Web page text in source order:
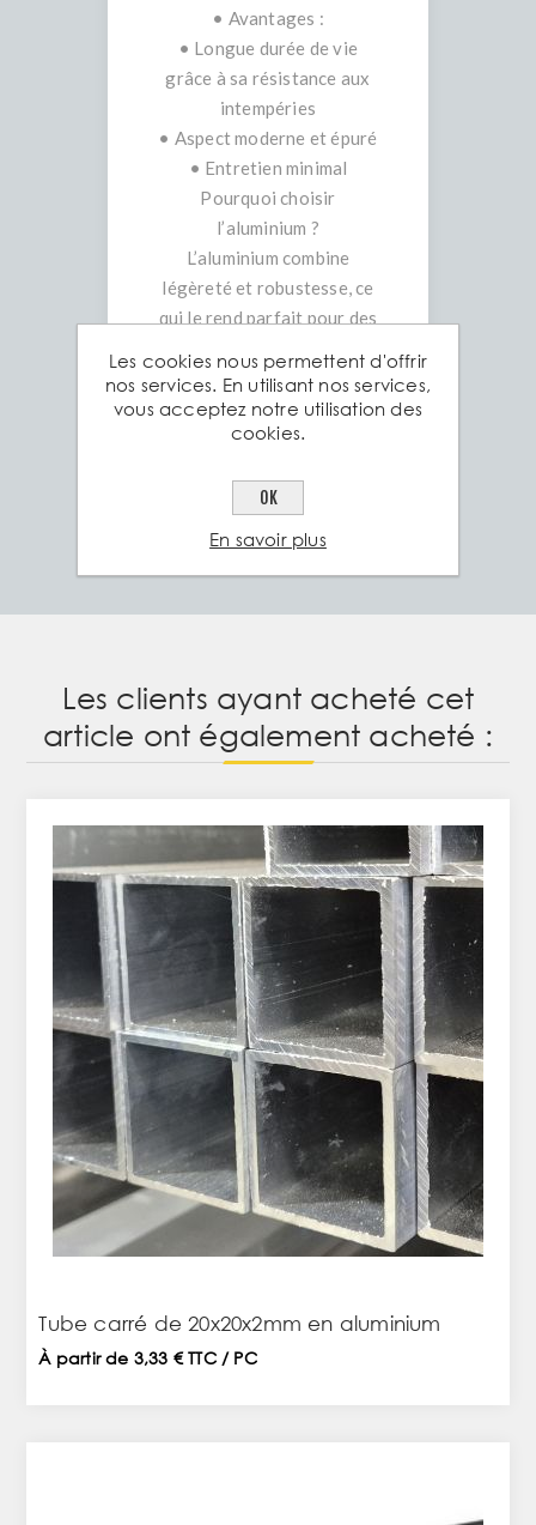
• Avantages :
• Longue durée de vie
grâce à sa résistance aux
intempéries
• Aspect moderne et épuré
• Entretien minimal
Pourquoi choisir
l’aluminium ?
L’aluminium combine
légèreté et robustesse, ce
qui le rend parfait pour des
alourdir vos structures. Sa
finition élégante apporte
également une touche
projets.
Les clients ayant acheté cet
article ont également acheté :
Tube carré de 20x20x2mm en aluminium
À partir de 3,33 € TTC / PC
Les cookies nous permettent d'offrir
nos services. En utilisant nos services,
vous acceptez notre utilisation des
cookies.
OK
En savoir plus